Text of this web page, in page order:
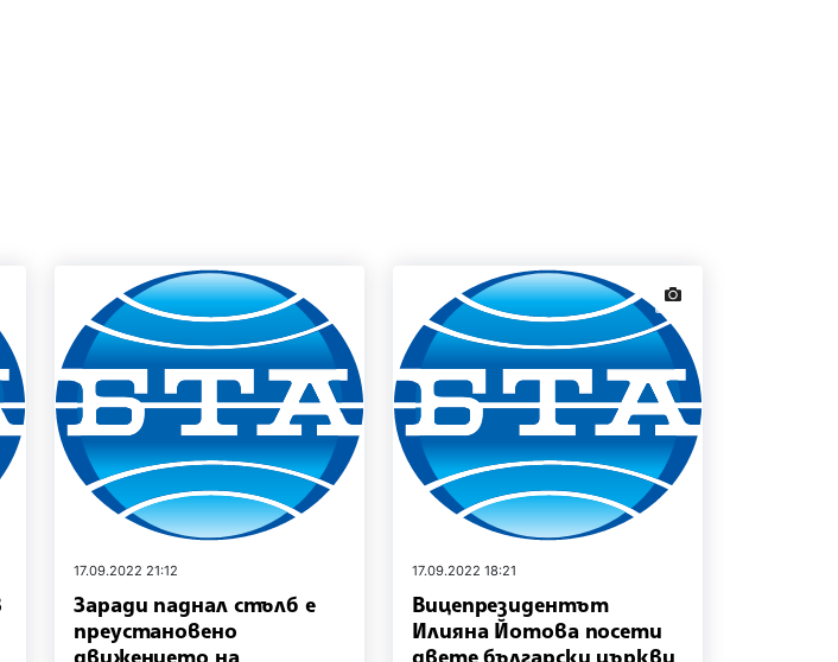
17.09.2022 21:12
Заради паднал стълб е
преустановено
движението на
news.images
17.09.2022 18:21
Вицепрезидентът
Илияна Йотова посети
двете български църкви